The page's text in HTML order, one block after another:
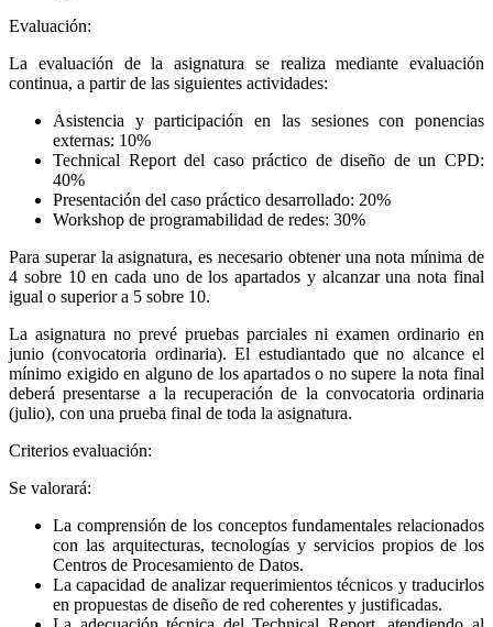
Evaluación:
La evaluación de la asignatura se realiza mediante evaluación
continua, a partir de las siguientes actividades:
Asistencia y participación en las sesiones con ponencias
externas: 10%
Technical Report del caso práctico de diseño de un CPD:
40%
Presentación del caso práctico desarrollado: 20%
Workshop de programabilidad de redes: 30%
Para superar la asignatura, es necesario obtener una nota mínima de
4 sobre 10 en cada uno de los apartados y alcanzar una nota final
igual o superior a 5 sobre 10.
La asignatura no prevé pruebas parciales ni examen ordinario en
junio (convocatoria ordinaria). El estudiantado que no alcance el
mínimo exigido en alguno de los apartados o no supere la nota final
deberá presentarse a la recuperación de la convocatoria ordinaria
(julio), con una prueba final de toda la asignatura.
Criterios evaluación:
Se valorará:
La comprensión de los conceptos fundamentales relacionados
con las arquitecturas, tecnologías y servicios propios de los
Centros de Procesamiento de Datos.
La capacidad de analizar requerimientos técnicos y traducirlos
en propuestas de diseño de red coherentes y justificadas.